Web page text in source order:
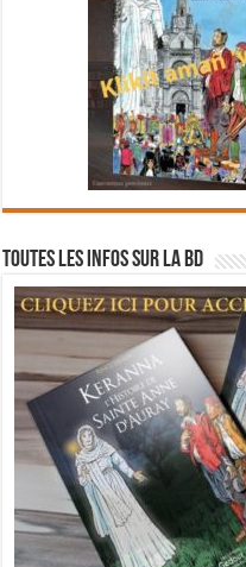
Toutes les infos sur la BD